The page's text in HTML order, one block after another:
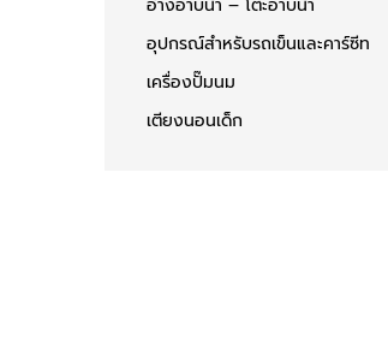
อ่างอาบน้ำ – โต๊ะอาบน้ำ
อุปกรณ์สำหรับรถเข็นและคาร์ซีท
เครื่องปั๊มนม
เตียงนอนเด็ก